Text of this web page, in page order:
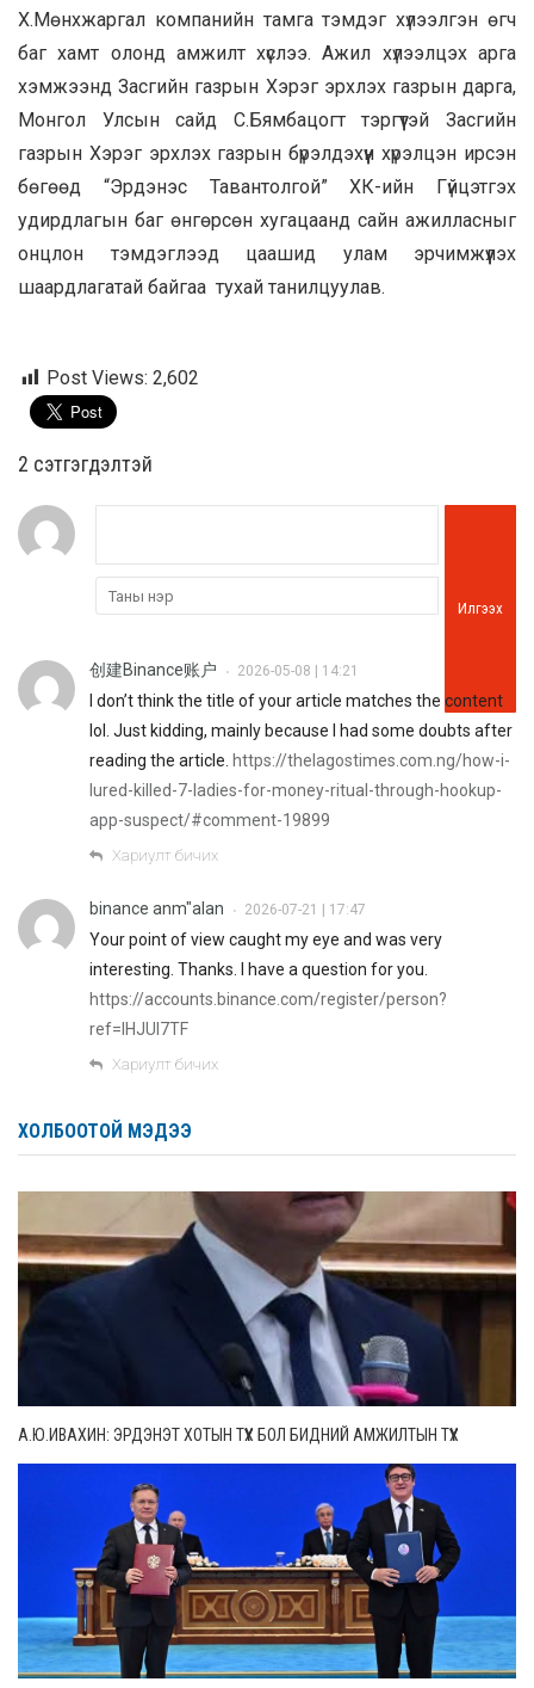
Х.Мөнхжаргал компанийн тамга тэмдэг хүлээлгэн өгч
баг хамт олонд амжилт хүслээ. Ажил хүлээлцэх арга
хэмжээнд Засгийн газрын Хэрэг эрхлэх газрын дарга,
Монгол Улсын сайд С.Бямбацогт тэргүүтэй Засгийн
газрын Хэрэг эрхлэх газрын бүрэлдэхүүн хүрэлцэн ирсэн
бөгөөд “Эрдэнэс Тавантолгой” ХК-ийн Гүйцэтгэх
удирдлагын баг өнгөрсөн хугацаанд сайн ажилласныг
онцлон тэмдэглээд цаашид улам эрчимжүүлэх
шаардлагатай байгаа тухай танилцуулав.
Post Views: 2,602
2 cэтгэгдэлтэй
Илгээх
创建Binance账户 • 2026-05-08 | 14:21
I don’t think the title of your article matches the content
lol. Just kidding, mainly because I had some doubts after
reading the article. https://thelagostimes.com.ng/how-i-
lured-killed-7-ladies-for-money-ritual-through-hookup-
app-suspect/#comment-19899
Хариулт бичих
binance anm"alan • 2026-07-21 | 17:47
Your point of view caught my eye and was very
interesting. Thanks. I have a question for you.
https://accounts.binance.com/register/person?
ref=IHJUI7TF
Хариулт бичих
ХОЛБООТОЙ МЭДЭЭ
А.Ю.ИВАХИН: ЭРДЭНЭТ ХОТЫН ТҮҮХ БОЛ БИДНИЙ АМЖИЛТЫН ТҮҮХ